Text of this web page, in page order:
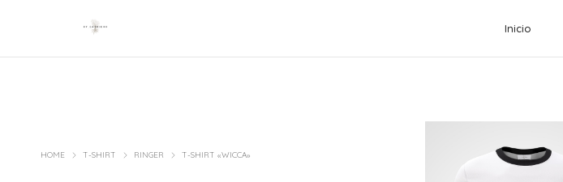
Inicio
HOME T-SHIRT RINGER T-SHIRT «WICCA»